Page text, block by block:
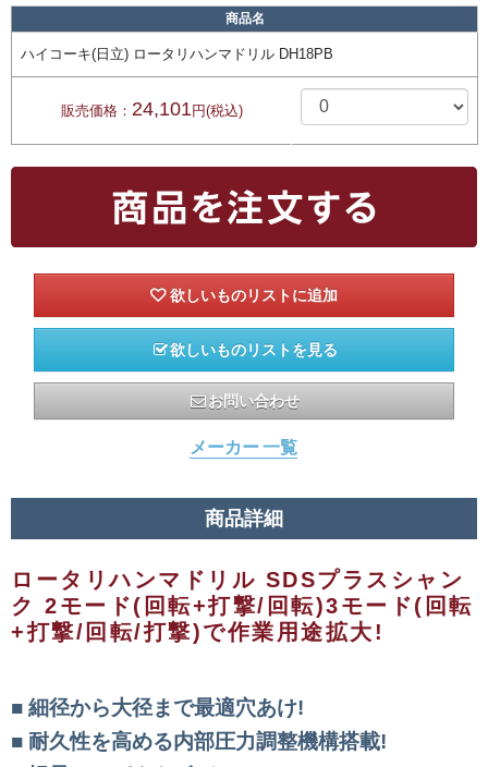
商品名
ハイコーキ(日立) ロータリハンマドリル DH18PB
販売価格： 24,101 円(税込)
欲しいものリストを見る
お問い合わせ
メーカー 一覧
商品詳細
ロータリハンマドリル SDSプラスシャン
ク 2モード(回転+打撃/回転)3モード(回転
+打撃/回転/打撃)で作業用途拡大!
細径から大径まで最適穴あけ!
耐久性を高める内部圧力調整機構搭載!